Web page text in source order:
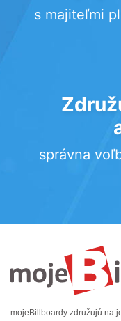
s majiteľmi
správna
mojeBillboardy združujú na